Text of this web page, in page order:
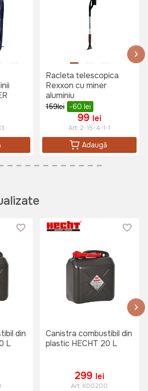
Racleta telescopica
Rexxon cu miner
aluminiu
159lei -60 lei
99 lei
Art: 2-15-4-1-1
Adaugă
din
L
Canistra combustibil din
plastic HECHT 20 L
299 lei
Art: K00200